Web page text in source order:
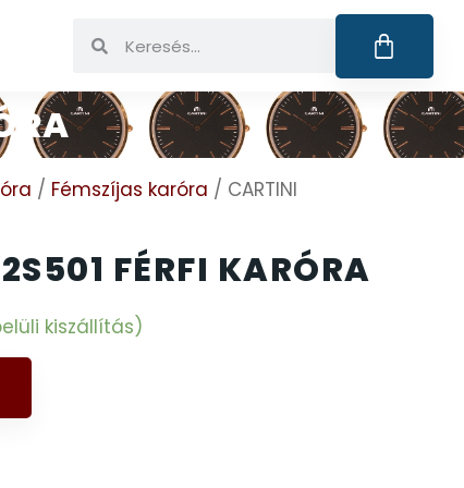
/ Fémszíjas karóra / CARTINI
FÉRFI KARÓRA
kiszállítás)